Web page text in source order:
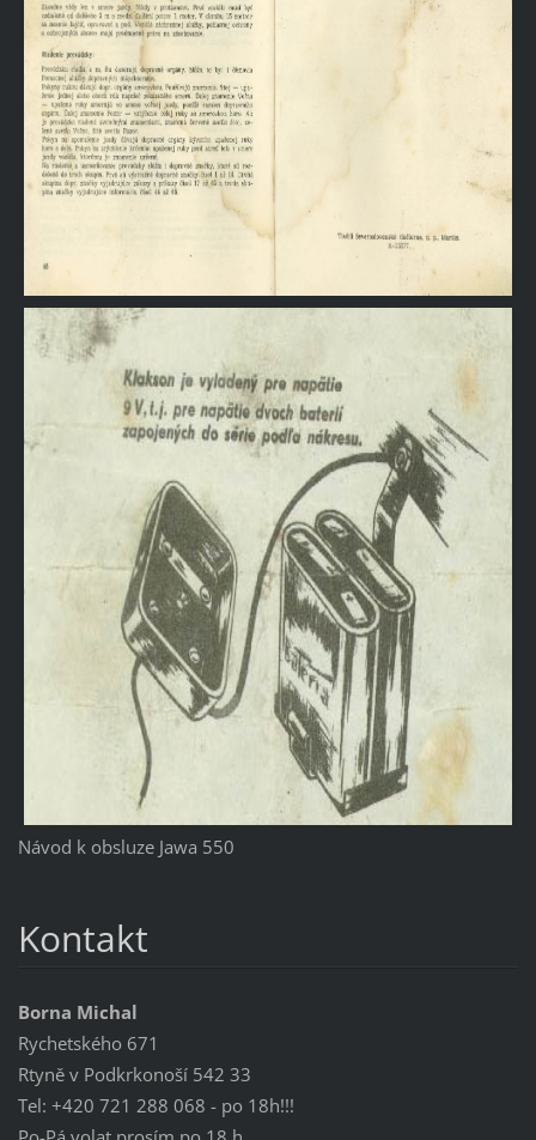
Návod k obsluze Jawa 550
Kontakt
Borna Michal
Rychetského 671
Rtyně v Podkrkonoší 542 33
Tel: +420 721 288 068 - po 18h!!!